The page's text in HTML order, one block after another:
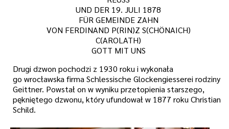
UND DER 19. JULI 1878
FÜR GEMEINDE ZAHN
VON FERDINAND P(RIN)Z S(CHÖNAICH)
C(AROLATH)
GOTT MIT UNS
Drugi dzwon pochodzi z 1930 roku i wykonała
go wrocławska firma Schlessische Glockengiesserei rodziny
Geittner. Powstał on w wyniku przetopienia starszego,
pękniętego dzwonu, który ufundował w 1877 roku Christian
Schild.